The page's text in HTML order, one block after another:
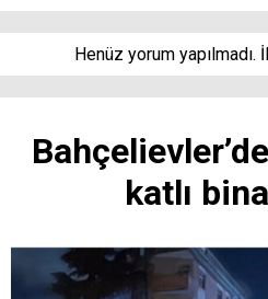
Henüz yorum yapılmadı.
katlı